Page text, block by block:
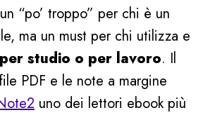
“po’ troppo” per chi è un
ma un must per chi utilizza e
per studio o per lavoro. Il
PDF e le note a margine
uno dei lettori ebook più